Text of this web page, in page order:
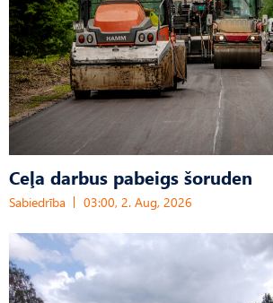
Ceļa darbus pabeigs šoruden
Sabiedrība 03:00, 2. Aug, 2026